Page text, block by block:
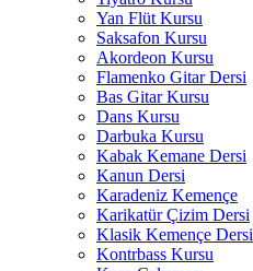
Yan Flüt Kursu
Saksafon Kursu
Akordeon Kursu
Flamenko Gitar Dersi
Bas Gitar Kursu
Dans Kursu
Darbuka Kursu
Kabak Kemane Dersi
Kanun Dersi
Karadeniz Kemençe
Karikatür Çizim Dersi
Klasik Kemençe Dersi
Kontrbass Kursu